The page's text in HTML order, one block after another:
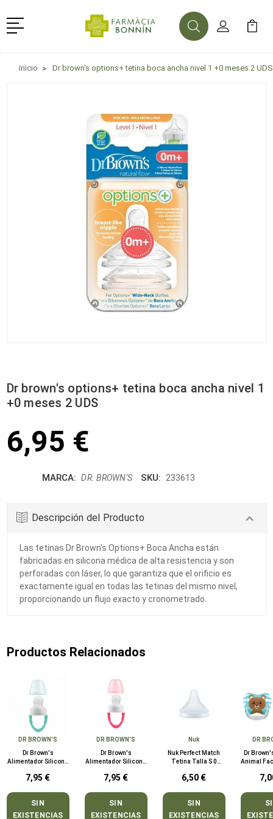
Menú
BuscarMi Cuenta
Mi
Inicio Dr brown's options+ tetina boca ancha nivel 1 +0 meses 2 UDS
Dr brown's options+ tetina boca ancha nivel 1
+0 meses 2 UDS
6,95 €
MARCA: DR. BROWN'S SKU: 233613
Descripción del Producto
Las tetinas Dr Brown's Options+ Boca Ancha están
fabricadas en silicona médica de alta resistencia y son
perforadas con láser, lo que garantiza que el orificio es
exactamente igual en todas las tetinas del mismo nivel,
proporcionando un flujo exacto y cronometrado.
Productos Relacionados
DR BROWN'S
Dr Brown's
Alimentador Silicona
7,95 €
SIN
EXISTENCIAS
DR BROWN'S
Dr Brown's
Alimentador Silicona
7,95 €
SIN
EXISTENCIAS
Nuk
Nuk Perfect Match
Tetina Talla S 0
6,50 €
SIN
EXISTENCIAS
DR
Dr
Animal